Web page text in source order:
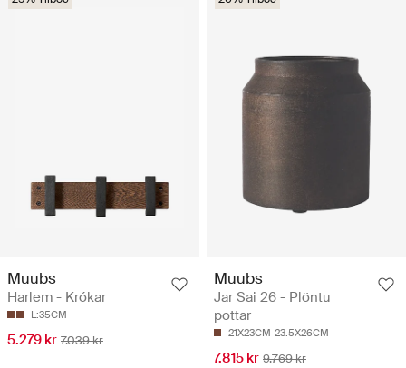
Muubs
Harlem - Krókar
L:35CM
5.279 kr 7.039 kr
Muubs
Jar Sai 26 - Plöntu
pottar
21X23CM 23.5X26CM
7.815 kr 9.769 kr